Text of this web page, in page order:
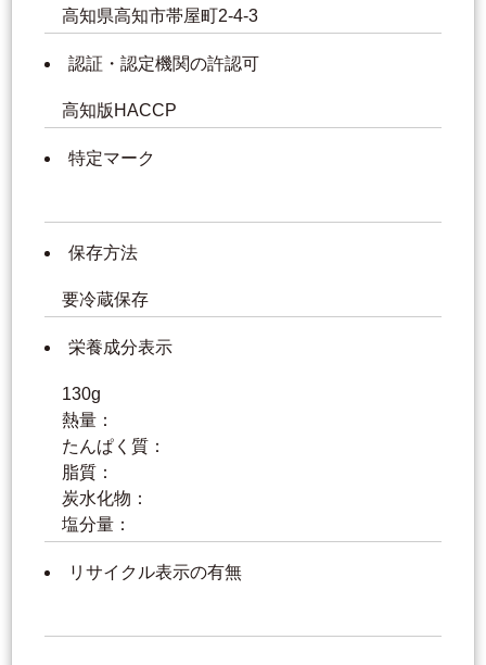
高知県高知市帯屋町2-4-3
認証・認定機関の許認可
高知版HACCP
特定マーク
保存方法
要冷蔵保存
栄養成分表示
130g
熱量：
たんぱく質：
脂質：
炭水化物：
塩分量：
リサイクル表示の有無